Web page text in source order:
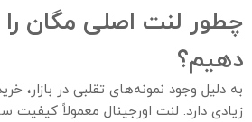
چطور لنت اصلی مگان
دهیم؟
به دلیل وجود نمونه‌های تقلبی در بازار،
زیادی دارد. لنت اورجینال معمولاً کیفیت